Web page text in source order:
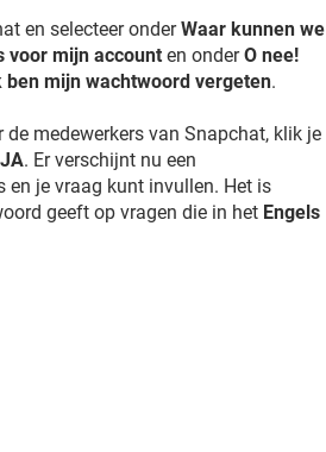
en selecteer onderWaar kunnen we
voor mijn account en onderO nee!
ben mijn wachtwoord vergeten.
medewerkers van Snapchat, klik je
JA. Er verschijnt nu een
je vraag kunt invullen. Het is
geeft op vragen die in het Engels